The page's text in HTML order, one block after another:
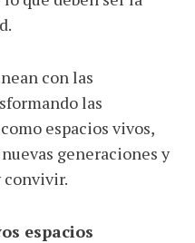
con las
las
espacios vivos,
generaciones y
convivir.
espacios